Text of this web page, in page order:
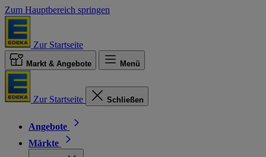
Zum Hauptbereich springen
Zur Startseite
Markt & Angebote Menü
Zur Startseite Schließen
Angebote
Märkte